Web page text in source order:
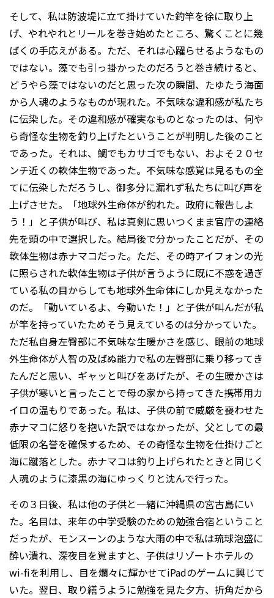
そして、私は防波堤に立て掛けていた釣竿を徐に取り上
げ、やれやれとリールを巻き始めたところ、驚くことに幾
ばくの手応えがある。ただ、それは心躍らせるようなもの
ではない。藻でも引っ掛かったのだろうと巻き続けると、
どうやら藻ではないのだと思った次の瞬間、たゆたう海面
から人魂のようなものが現れた。不気味な違和感が私たち
に伝染した。その違和感が確実なものとなったのは、何や
ら奇怪な生物を釣り上げたということが判明した後のこと
であった。それは、鯛でもカサゴでもない、およそ２０セ
ンチ近くの軟体生物であった。不気味な感覚は見るもの全
てに伝染しただろうし、御多分に漏れず私たちに叫び声を
上げさせた。「地球外生命体が釣れた。政府に報告しよ
う！」と子供が叫び、私は真剣に思いつくまま官庁の連絡
先を頭の中で選択した。結局後で分かったことだが、その
軟体生物は赤ナマコだった。ただ、その時アイフォンの光
に照らされた軟体生物は子供が言うように既に不惑を過ぎ
ている私の目からしても地球外生命体にしか見えなかった
のだ。「動いているよ、今動いた！」と子供が叫んだが私
が竿を持っていたためそう見えているのは分かっていた。
ただ私自身左臀部に不気味な生暖かさを感じ、眼前の地球
外生命体が人智の及ばぬ能力で私の左臀部に乗り移ってき
たんだと思い、ギャッと叫びをあげたが、その生暖かさは
子供が寒いと言ったことで母の家から持ってきた携帯用カ
イロの温もりであった。私は、子供の前で威厳を喪わせた
赤ナマコに怒りを抱いた訳ではなかったが、父としての最
低限の名誉を確保するため、その奇怪な生物を仕掛けごと
海に蹴落とした。赤ナマコは釣り上げられたときと同じく
人魂のように漆黒の海にゆっくりと沈んで行った。
その３日後、私は他の子供と一緒に沖縄県の宮古島にい
た。名目は、来年の中学受験のための勉強合宿ということ
だったが、モンスーンのような大雨の中で私は琉球泡盛に
酔い潰れ、深夜目を覚ますと、子供はリゾートホテルの
wi-fiを利用し、目を爛々に輝かせてiPadのゲームに興じて
いた。翌日、取り繕うように勉強を見た夕方、折角だから